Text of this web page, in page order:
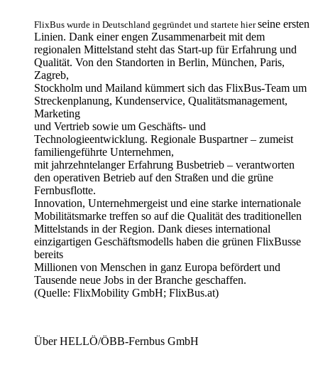
FlixBus wurde in Deutschland gegründet und startete hierseine ersten
Linien. Dank einer engen Zusammenarbeit mit dem
regionalen Mittelstand steht das Start-up für Erfahrung und
Qualität. Von den Standorten in Berlin, München, Paris,
Zagreb,
Stockholm und Mailand kümmert sich das FlixBus-Team um
Streckenplanung, Kundenservice, Qualitätsmanagement,
Marketing
und Vertrieb sowie um Geschäfts- und
Technologieentwicklung. Regionale Buspartner – zumeist
familiengeführte Unternehmen,
mit jahrzehntelanger Erfahrung Busbetrieb – verantworten
den operativen Betrieb auf den Straßen und die grüne
Fernbusflotte.
Innovation, Unternehmergeist und eine starke internationale
Mobilitätsmarke treffen so auf die Qualität des traditionellen
Mittelstands in der Region. Dank dieses international
einzigartigen Geschäftsmodells haben die grünen FlixBusse
bereits
Millionen von Menschen in ganz Europa befördert und
Tausende neue Jobs in der Branche geschaffen.
(Quelle: FlixMobility GmbH; FlixBus.at)
Über HELLÖ/ÖBB-Fernbus GmbH